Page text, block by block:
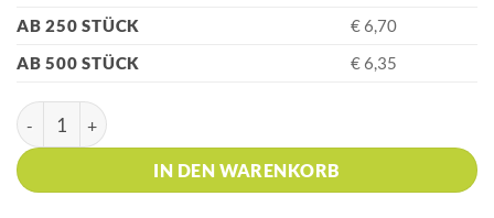
AB 250 STÜCK
€ 6,70
AB 500 STÜCK
€ 6,35
rOtring MADRID Schwarz Feinminenstift Menge
IN DEN WARENKORB